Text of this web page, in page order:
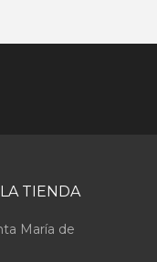
TIENDA
María de